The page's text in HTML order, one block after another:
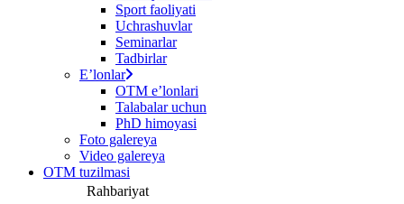
content.
Sport faoliyati
Uchrashuvlar
Seminarlar
Tadbirlar
Eʼlonlar
OTM eʼlonlari
Talabalar uchun
PhD himoyasi
Foto galereya
Video galereya
OTM tuzilmasi
Rahbariyat